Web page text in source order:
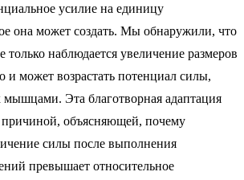
усилие на единицу
она может создать. Мы обнаружили, что
наблюдается увеличение размеров
может возрастать потенциал силы,
Эта благотворная адаптация
причиной, объясняющей, почему
силы после выполнения
превышает относительное